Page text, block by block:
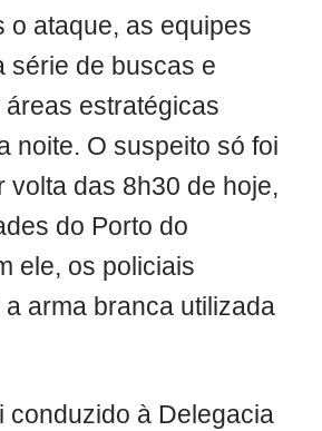
o ataque, as equipes
série de buscas e
estratégicas
noite. O suspeito só foi
volta das 8h30 de hoje,
do Porto do
ele, os policiais
arma branca utilizada
conduzido à Delegacia